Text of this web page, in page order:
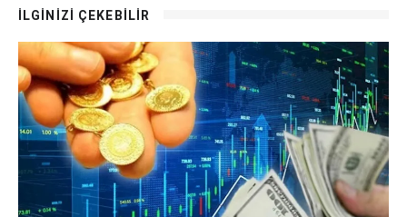
İLGİNİZİ ÇEKEBİLİR